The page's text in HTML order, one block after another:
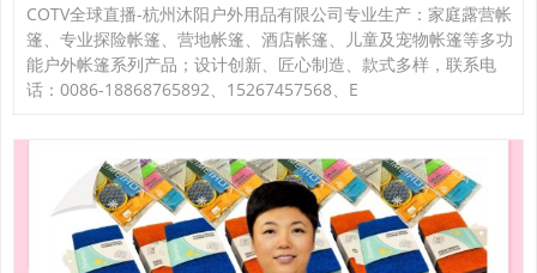
COTV全球直播-杭州沐阳户外用品有限公司专业生产：家庭露营帐
篷、专业探险帐篷、营地帐篷、酒店帐篷、儿童及宠物帐篷等多功
能户外帐篷系列产品；设计创新、匠心制造、款式多样，联系电
话：0086-18868765892、15267457568、E